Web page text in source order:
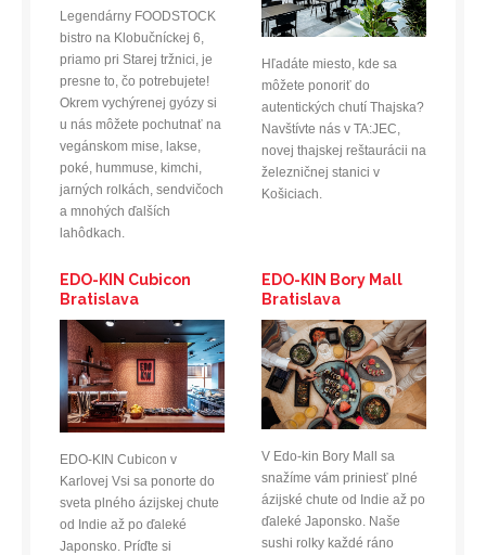
Legendárny FOODSTOCK
bistro na Klobučníckej 6,
priamo pri Starej tržnici, je
presne to, čo potrebujete!
Okrem vychýrenej gyózy si
u nás môžete pochutnať na
vegánskom mise, lakse,
poké, hummuse, kimchi,
jarných rolkách, sendvičoch
a mnohých ďalších
lahôdkach.
Hľadáte miesto, kde sa
môžete ponoriť do
autentických chutí Thajska?
Navštívte nás v TA:JEC,
novej thajskej reštaurácii na
železničnej stanici v
Košiciach.
EDO-KIN Cubicon
Bratislava
EDO-KIN Cubicon v
Karlovej Vsi sa ponorte do
sveta plného ázijskej chute
od Indie až po ďaleké
Japonsko. Príďte si
EDO-KIN Bory Mall
Bratislava
V Edo-kin Bory Mall sa
snažíme vám priniesť plné
ázijské chute od Indie až po
ďaleké Japonsko. Naše
sushi rolky každé ráno